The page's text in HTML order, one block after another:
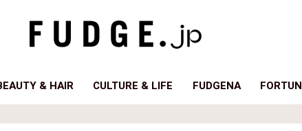
& HAIR CULTURE & LIFE FUDGENA